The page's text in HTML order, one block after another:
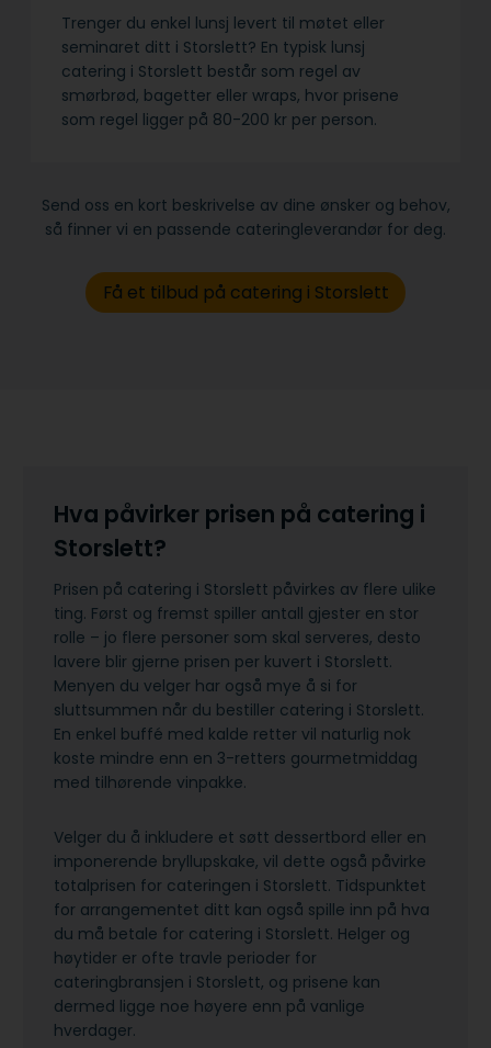
Trenger du enkel lunsj levert til møtet eller
seminaret ditt i Storslett? En typisk lunsj
catering i Storslett består som regel av
smørbrød, bagetter eller wraps, hvor prisene
som regel ligger på 80-200 kr per person.
Send oss en kort beskrivelse av dine ønsker og behov,
så finner vi en passende cateringleverandør for deg.
Få et tilbud på catering i Storslett
Hva påvirker prisen på catering i
Storslett?
Prisen på catering i Storslett påvirkes av flere ulike
ting. Først og fremst spiller antall gjester en stor
rolle – jo flere personer som skal serveres, desto
lavere blir gjerne prisen per kuvert i Storslett.
Menyen du velger har også mye å si for
sluttsummen når du bestiller catering i Storslett.
En enkel buffé med kalde retter vil naturlig nok
koste mindre enn en 3-retters gourmetmiddag
med tilhørende vinpakke.
Velger du å inkludere et søtt dessertbord eller en
imponerende bryllupskake, vil dette også påvirke
totalprisen for cateringen i Storslett. Tidspunktet
for arrangementet ditt kan også spille inn på hva
du må betale for catering i Storslett. Helger og
høytider er ofte travle perioder for
cateringbransjen i Storslett, og prisene kan
dermed ligge noe høyere enn på vanlige
hverdager.